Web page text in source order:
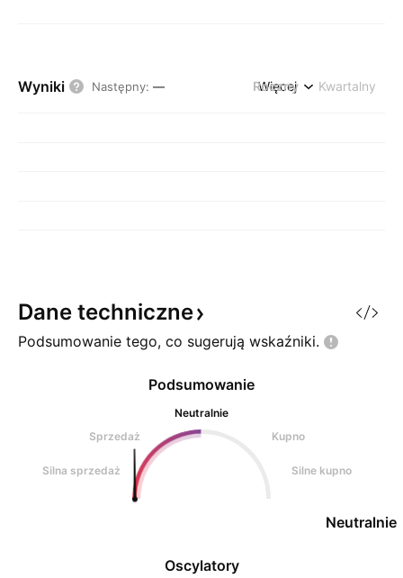
Wyniki Następny: — Roczny Kwartalny
Więcej
Dane techniczne
Podsumowanie tego, co sugerują wskaźniki.
Oscylatory
Podsumowanie
Neutralnie
Sprzedaż
Kupno
Silna sprzedaż Silne kupno
Neutralnie